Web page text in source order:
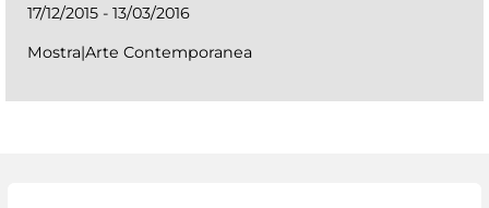
17/12/2015 - 13/03/2016
Mostra|Arte Contemporanea